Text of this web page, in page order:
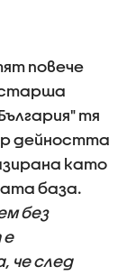
повече
старша
тя
дейността
като
база.
без
е
че след